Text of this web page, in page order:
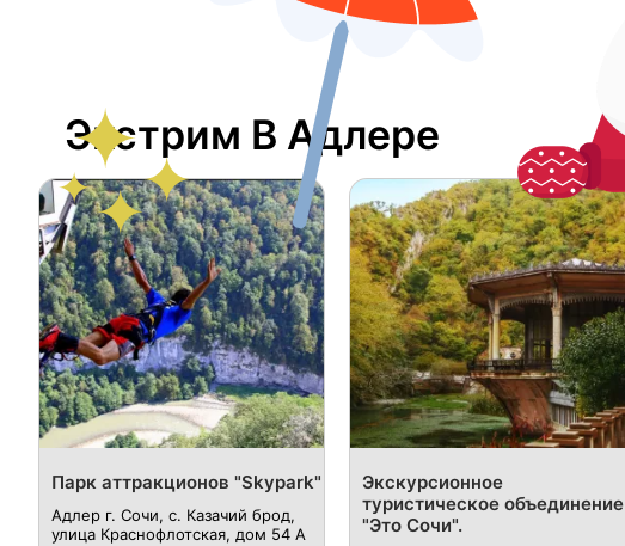
Экстрим В Адлере
Парк аттракционов "Skypark"
Адлер г. Сочи, c. Казачий брод,
улица Краснофлотская, дом 54 А
Экскурсионное
туристическое объединение
"Это Сочи".